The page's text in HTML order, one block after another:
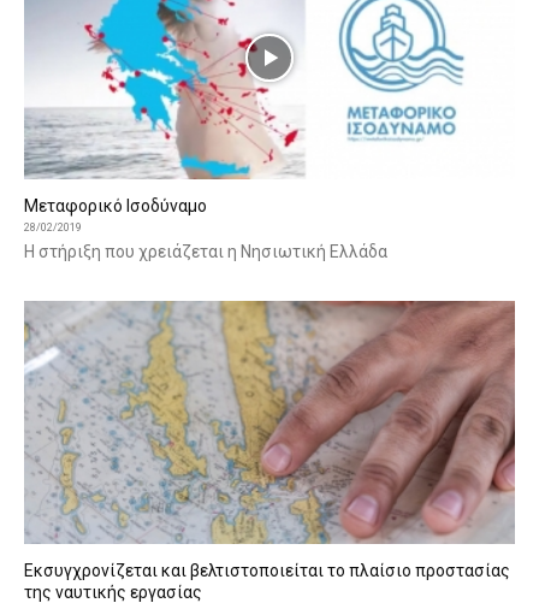
Mεταφορικό Ισοδύναμο
28/02/2019
Η στήριξη που χρειάζεται η Νησιωτική Ελλάδα
Εκσυγχρονίζεται και βελτιστοποιείται το πλαίσιο προστασίας
της ναυτικής εργασίας